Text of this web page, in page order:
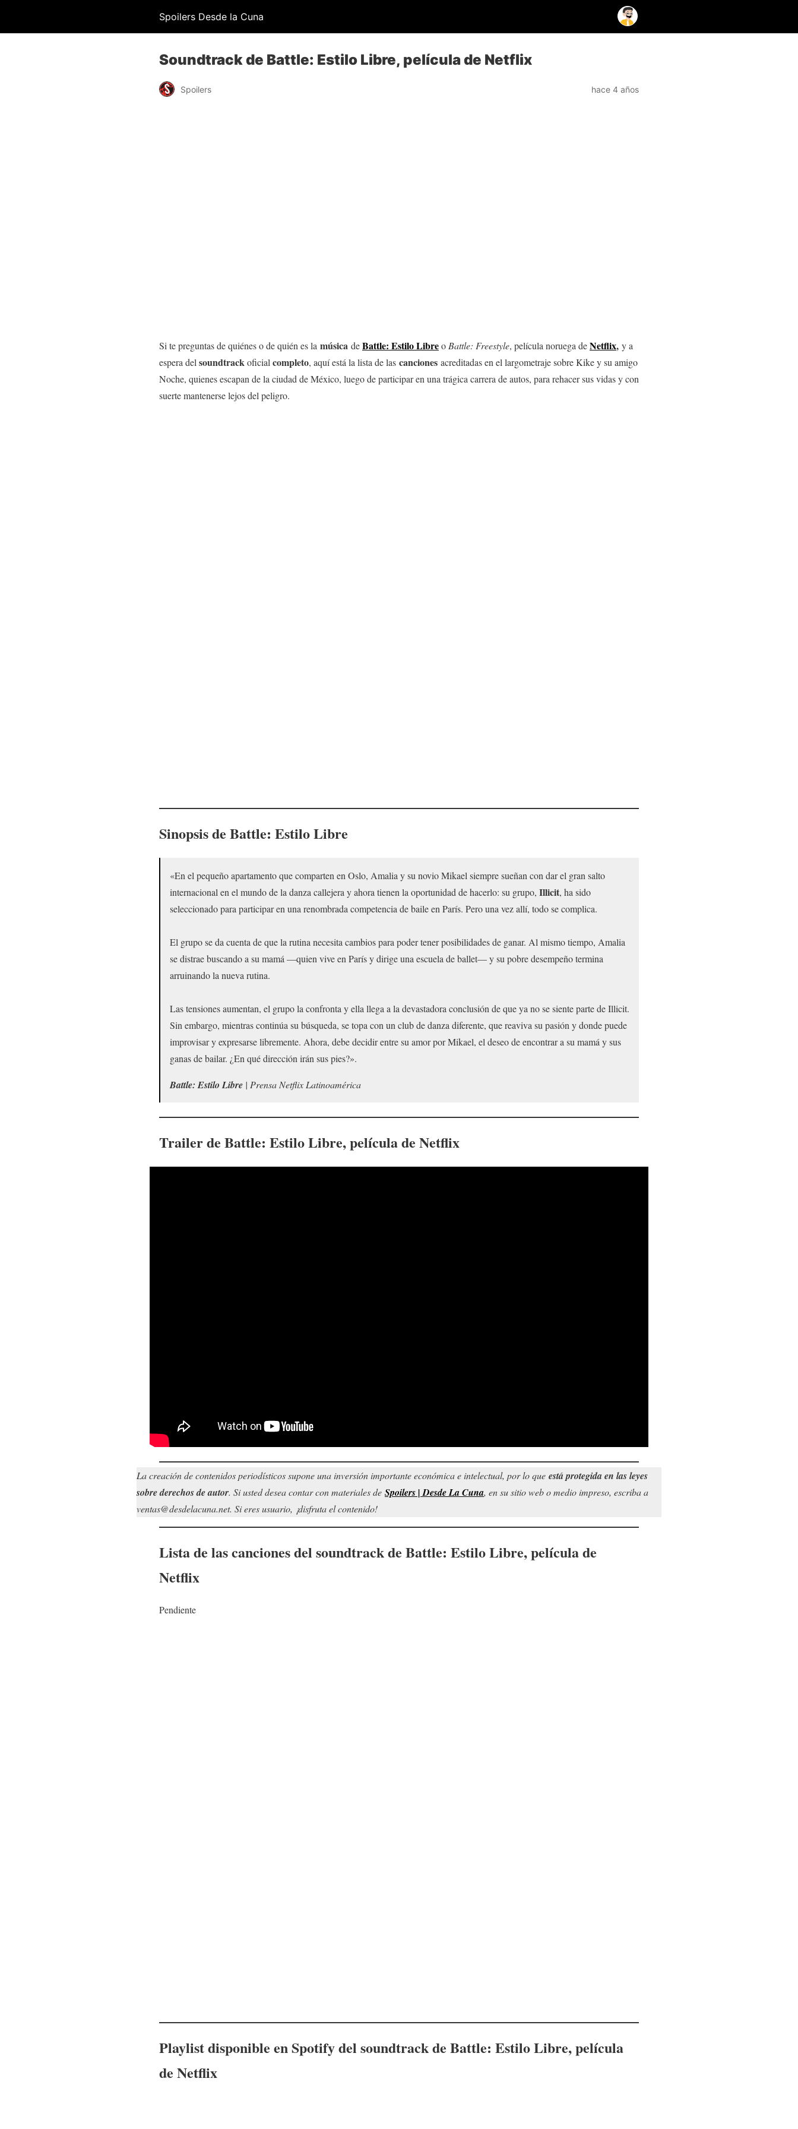
Spoilers Desde la Cuna
Soundtrack de Battle: Estilo Libre, película de Netflix
Spoilers hace 4 años
Si te preguntas de quiénes o de quién es la música deBattle: Estilo Libreo Battle: Freestyle, película noruega deNetflix, y a
espera del soundtrackoficial completo, aquí está la lista de las canciones acreditadas en el largometraje sobre Kike y su amigo
Noche, quienes escapan de la ciudad de México, luego de participar en una trágica carrera de autos, para rehacer sus vidas y con
suerte mantenerse lejos del peligro.
Sinopsis de Battle: Estilo Libre
«En el pequeño apartamento que comparten en Oslo, Amalia y su novio Mikael siempre sueñan con dar el gran salto
internacional en el mundo de la danza callejera y ahora tienen la oportunidad de hacerlo: su grupo, Illicit, ha sido
seleccionado para participar en una renombrada competencia de baile en París. Pero una vez allí, todo se complica.
El grupo se da cuenta de que la rutina necesita cambios para poder tener posibilidades de ganar. Al mismo tiempo, Amalia
se distrae buscando a su mamá —quien vive en París y dirige una escuela de ballet— y su pobre desempeño termina
arruinando la nueva rutina.
Las tensiones aumentan, el grupo la confronta y ella llega a la devastadora conclusión de que ya no se siente parte de Illicit.
Sin embargo, mientras continúa su búsqueda, se topa con un club de danza diferente, que reaviva su pasión y donde puede
improvisar y expresarse libremente. Ahora, debe decidir entre su amor por Mikael, el deseo de encontrar a su mamá y sus
ganas de bailar. ¿En qué dirección irán sus pies?».
Battle: Estilo Libre | Prensa Netflix Latinoamérica
Trailer de Battle: Estilo Libre, película de Netflix
La creación de contenidos periodísticos supone una inversión importante económica e intelectual, por lo que está protegida en las leyes
sobre derechos de autor. Si usted desea contar con materiales de Spoilers | Desde La Cuna, en su sitio web o medio impreso, escriba a
ventas@desdelacuna.net. Si eres usuario, ¡disfruta el contenido!
Lista de las canciones del soundtrack de Battle: Estilo Libre, película de
Netflix
Pendiente
Playlist disponible en Spotify del soundtrack de Battle: Estilo Libre, película
de Netflix